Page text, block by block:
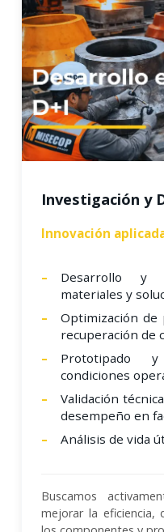
Investigación y
Innovación
Desarrollo y
materiales y
Optimización de
recuperación de
Prototipado
condiciones
Validación
desempeño en
Análisis de vida
Buscamos
mejorar la eficiencia,